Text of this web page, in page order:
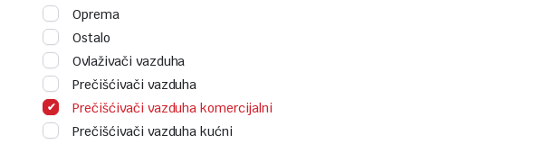
Oprema
Ostalo
Ovlaživači vazduha
Prečišćivači vazduha
Prečišćivači vazduha komercijalni
Prečišćivači vazduha kućni